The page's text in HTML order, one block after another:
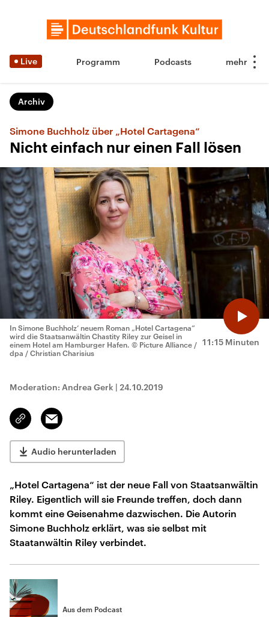
Live Programm Podcasts
Archiv
Simone Buchholz über „Hotel Cartagena“
Nicht einfach nur einen Fall lösen
11:15 Minuten
In Simone Buchholz‘ neuem Roman „Hotel Cartagena“
wird die Staatsanwältin Chastity Riley zur Geisel in
einem Hotel am Hamburger Hafen. © Picture Alliance /
dpa / Christian Charisius
Moderation: Andrea Gerk | 24.10.2019
Link
kopieren/teilen
Email
Audio herunterladen
„Hotel Cartagena“ ist der neue Fall von Staatsanwältin
Riley. Eigentlich will sie Freunde treffen, doch dann
kommt eine Geisenahme dazwischen. Die Autorin
Simone Buchholz erklärt, was sie selbst mit
Staatanwältin Riley verbindet.
Aus dem Podcast